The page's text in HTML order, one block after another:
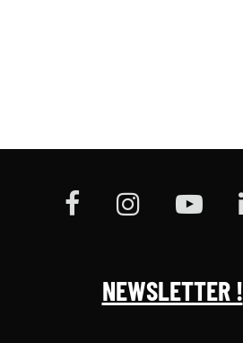
NEWSLETTER !